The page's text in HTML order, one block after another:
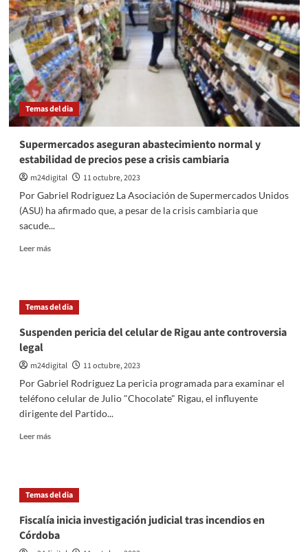
Milei
por
supuesta
incitación
a
la
violencia
económica
Temas del dia
Supermercados aseguran abastecimiento normal y
estabilidad de precios pese a crisis cambiaria
m24digital
11 octubre, 2023
Por Gabriel Rodriguez La Asociación de Supermercados Unidos
(ASU) ha afirmado que, a pesar de la crisis cambiaria que
sacude...
Leer másLeer
aseguran
abastecimiento
y
de
pese
a
crisis
Temas del dia
Suspenden pericia del celular de Rigau ante controversia
legal
m24digital
11 octubre, 2023
Por Gabriel Rodriguez La pericia programada para examinar el
teléfono celular de Julio "Chocolate" Rigau, el influyente
dirigente del Partido...
Leer másLeer
pericia
del
de
Rigau
Temas del dia
Fiscalía inicia investigación judicial tras incendios en
Córdoba